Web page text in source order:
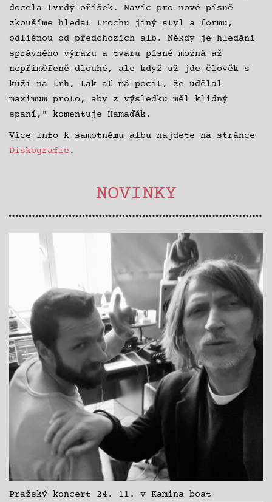
docela tvrdý oříšek. Navíc pro nové písně
zkoušíme hledat trochu jiný styl a formu,
odlišnou od předchozích alb. Někdy je hledání
správného výrazu a tvaru písně možná až
nepřiměřeně dlouhé, ale když už jde člověk s
kůží na trh, tak ať má pocit, že udělal
maximum proto, aby z výsledku měl klidný
spaní," komentuje Hamaďák.
Více info k samotnému albu najdete na stránce
Diskografie.
NOVINKY
Pražský koncert 24. 11. v Kamina boat